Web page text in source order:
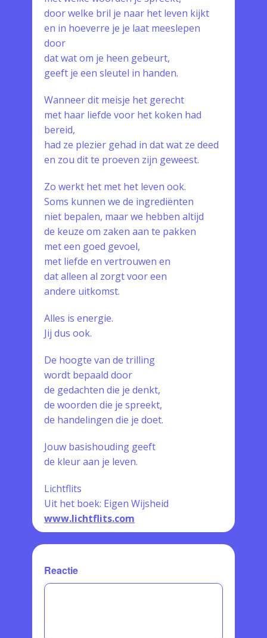
door welke bril je naar het leven kijkt
en in hoeverre je je laat meeslepen
door
dat wat om je heen gebeurt,
geeft je een sleutel in handen.
Wanneer dit meisje het gerecht
met haar liefde voor het koken had
bereid,
had ze plezier gehad in dat wat ze deed
en zou dit te proeven zijn geweest.
Zo werkt het met het leven ook.
Soms kunnen we de ingrediënten
niet bepalen, maar we hebben altijd
de keuze om zaken aan te pakken
met een goed gevoel,
met liefde en vertrouwen en
dat alleen al zorgt voor een
andere uitkomst.
Alles is energie.
Jij dus ook.
De hoogte van de trilling
wordt bepaald door
de gedachten die je denkt,
de woorden die je spreekt,
de handelingen die je doet.
Jouw basishouding geeft
de kleur aan je leven.
Lichtflits
Uit het boek: Eigen Wijsheid
www.lichtflits.com
Reactie